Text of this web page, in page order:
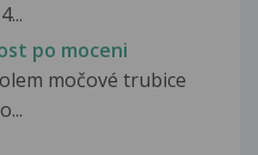
po moceni
močové trubice